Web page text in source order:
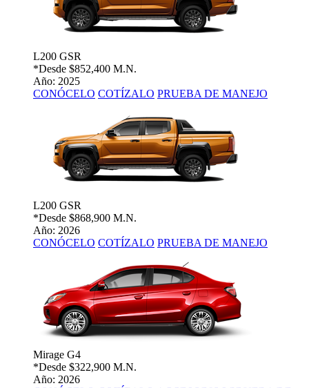
L200 GSR
*Desde $852,400 M.N.
Año: 2025
CONÓCELO COTÍZALO PRUEBA DE MANEJO
L200 GSR
*Desde $868,900 M.N.
Año: 2026
CONÓCELO COTÍZALO PRUEBA DE MANEJO
Mirage G4
*Desde $322,900 M.N.
Año: 2026